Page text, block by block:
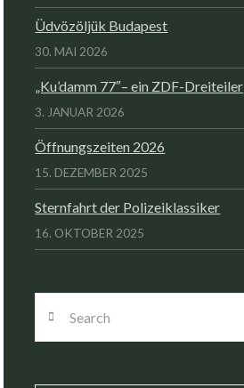
Üdvözöljük Budapest
30. MAI 2026
„Ku’damm 77″– ein ZDF-Dreiteiler
3. JANUAR 2026
Öffnungszeiten 2026
15. DEZEMBER 2025
Sternfahrt der Polizeiklassiker
16. OKTOBER 2025